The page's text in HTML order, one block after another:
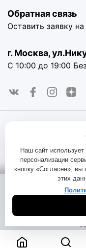
покупке:
Начать чат
8-800-333-51-
Обратная связь
Оставить заявку
г. Москва,
С 10:00 до 19:00
использует куки-
вам в навигации, а
пользовательский
наших продуктов и
маркетинговых
Ваши
пожалуйста,
браузере.
Обмен и возврат
Наш сайт
персонализации
кнопку «Согласен», вы
этих